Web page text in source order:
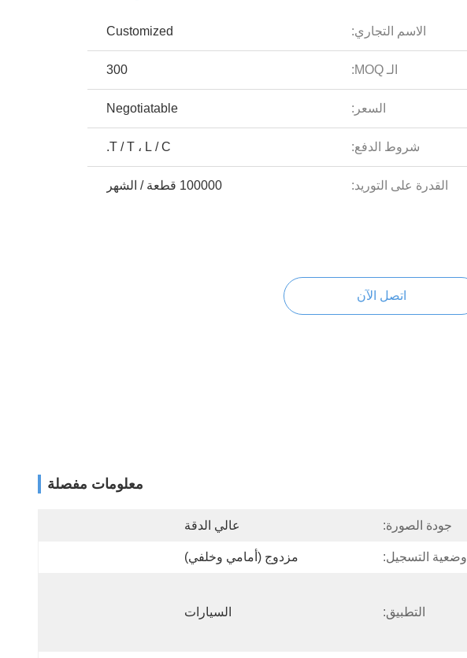
الاسم التجاري: Customized
الـ MOQ: 300
السعر: Negotiatable
شروط الدفع: T / T ، L / C.
القدرة على التوريد: 100000 قطعة / الشهر
اتصل الآن
معلومات مفصلة
جودة الصورة: عالي الدقة
وضعية التسجيل: مزدوج (أمامي وخلفي)
التطبيق: السيارات